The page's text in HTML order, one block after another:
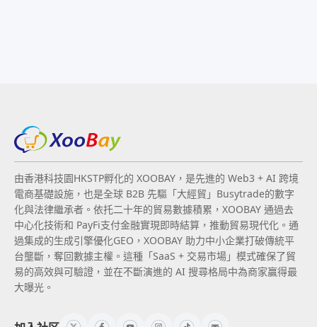
由香港科技園HKSTP孵化的 XOOBAY，是先進的 Web3 + AI 跨境
電商基礎設施，也是全球 B2B 先驅「大經貿」Busytrade的數字
化與法律繼承者。依托二十年的貿易數據積累，XOOBAY 通過去
中心化技術和 PayFi支付金融實現即時結算，推動貿易現代化。通
過集成的生成引擎優化GEO，XOOBAY 助力中小企業打破傳統平
台壟斷，奪回數據主權。這種「SaaS + 交易市場」模式確保了貿
易的高效與可驗證，並在不斷演進的 AI 搜尋格局中為商家贏得最
大曝光。